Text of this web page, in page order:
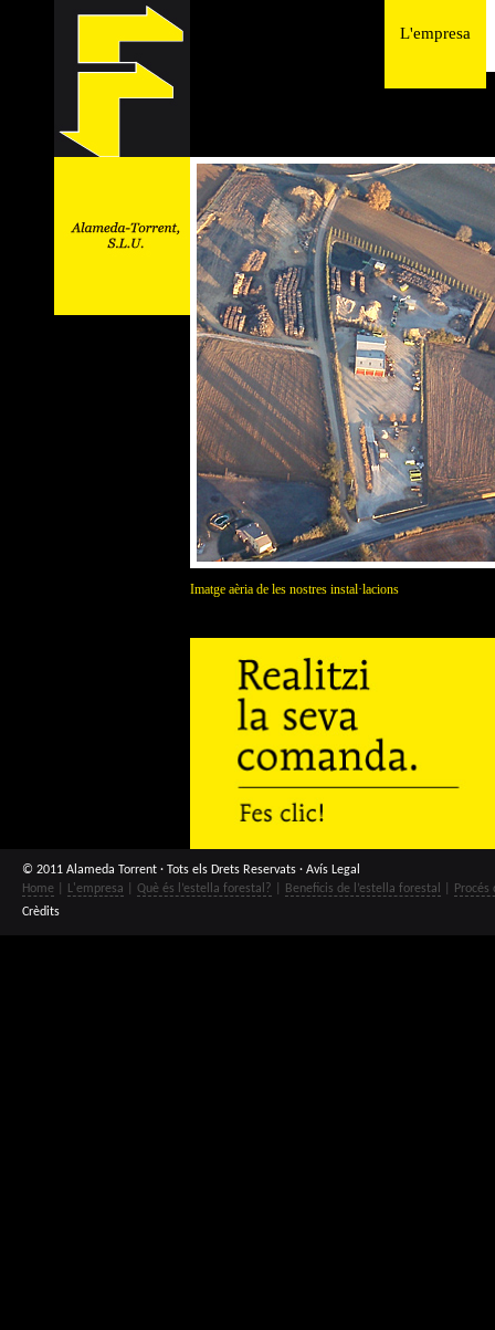
L'empresa
Imatge aèria de les nostres instal·lacions
© 2011 Alameda Torrent · Tots els Drets Reservats · Avís Legal
Home
L'empresa Què és l’estella forestal? Beneficis de l’estella forestal
Crèdits